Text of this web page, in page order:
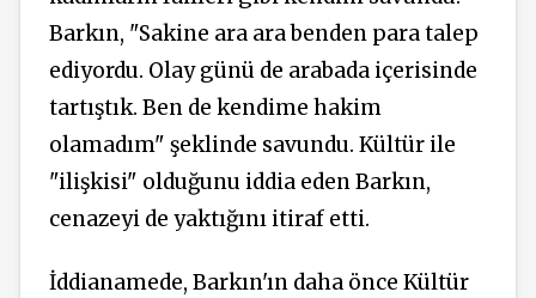
Barkın, "Sakine ara ara benden para talep
ediyordu. Olay günü de arabada içerisinde
tartıştık. Ben de kendime hakim
olamadım" şeklinde savundu. Kültür ile
"ilişkisi" olduğunu iddia eden Barkın,
cenazeyi de yaktığını itiraf etti.
İddianamede, Barkın'ın daha önce Kültür